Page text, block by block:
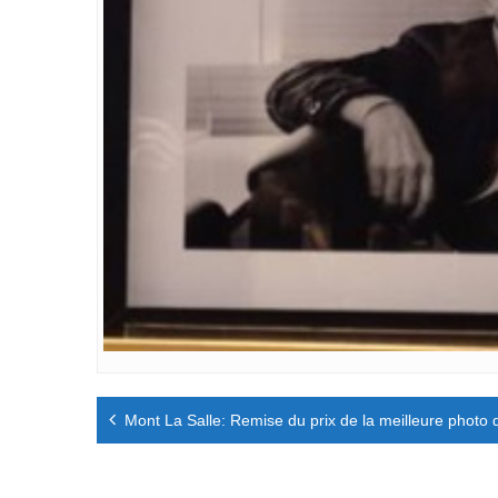
Navigation
de
Mont La Salle: Remise du prix de la meilleure photo